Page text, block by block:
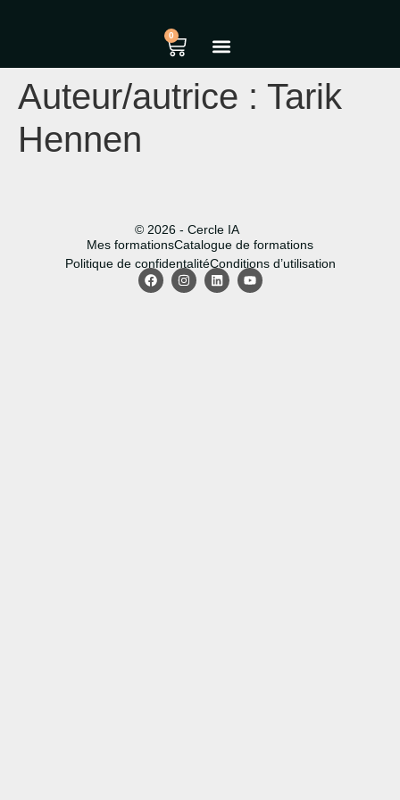
0
Auteur/autrice : Tarik
Hennen
© 2026 - Cercle IA
Mes formationsCatalogue de formations
Politique de confidentalitéConditions d’utilisation